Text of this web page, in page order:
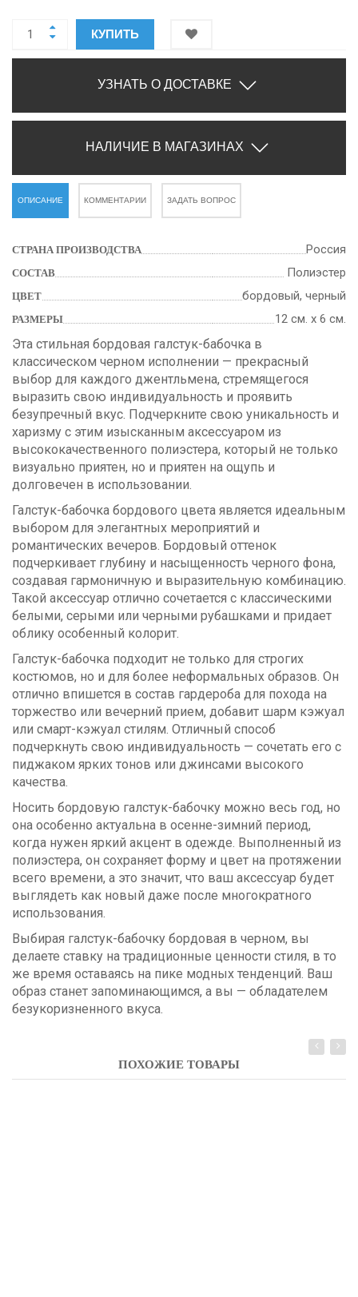
КУПИТЬ
УЗНАТЬ О ДОСТАВКЕ
НАЛИЧИЕ В МАГАЗИНАХ
ОПИСАНИЕ КОММЕНТАРИИ ЗАДАТЬ ВОПРОС
СТРАНА ПРОИЗВОДСТВА Россия
СОСТАВ Полиэстер
ЦВЕТ бордовый, черный
РАЗМЕРЫ 12 см. х 6 см.
Эта стильная бордовая галстук-бабочка в
классическом черном исполнении — прекрасный
выбор для каждого джентльмена, стремящегося
выразить свою индивидуальность и проявить
безупречный вкус. Подчеркните свою уникальность и
харизму с этим изысканным аксессуаром из
высококачественного полиэстера, который не только
визуально приятен, но и приятен на ощупь и
долговечен в использовании.
Галстук-бабочка бордового цвета является идеальным
выбором для элегантных мероприятий и
романтических вечеров. Бордовый оттенок
подчеркивает глубину и насыщенность черного фона,
создавая гармоничную и выразительную комбинацию.
Такой аксессуар отлично сочетается с классическими
белыми, серыми или черными рубашками и придает
облику особенный колорит.
Галстук-бабочка подходит не только для строгих
костюмов, но и для более неформальных образов. Он
отлично впишется в состав гардероба для похода на
торжество или вечерний прием, добавит шарм кэжуал
или смарт-кэжуал стилям. Отличный способ
подчеркнуть свою индивидуальность — сочетать его с
пиджаком ярких тонов или джинсами высокого
качества.
Носить бордовую галстук-бабочку можно весь год, но
она особенно актуальна в осенне-зимний период,
когда нужен яркий акцент в одежде. Выполненный из
полиэстера, он сохраняет форму и цвет на протяжении
всего времени, а это значит, что ваш аксессуар будет
выглядеть как новый даже после многократного
использования.
Выбирая галстук-бабочку бордовая в черном, вы
делаете ставку на традиционные ценности стиля, в то
же время оставаясь на пике модных тенденций. Ваш
образ станет запоминающимся, а вы — обладателем
безукоризненного вкуса.
ПОХОЖИЕ ТОВАРЫ